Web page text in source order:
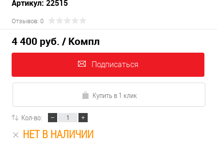
Артикул: 22515
Отзывов: 0
4 400 руб. / Компл
Подписаться
Купить в 1 клик
Кол-во:
НЕТ В НАЛИЧИИ